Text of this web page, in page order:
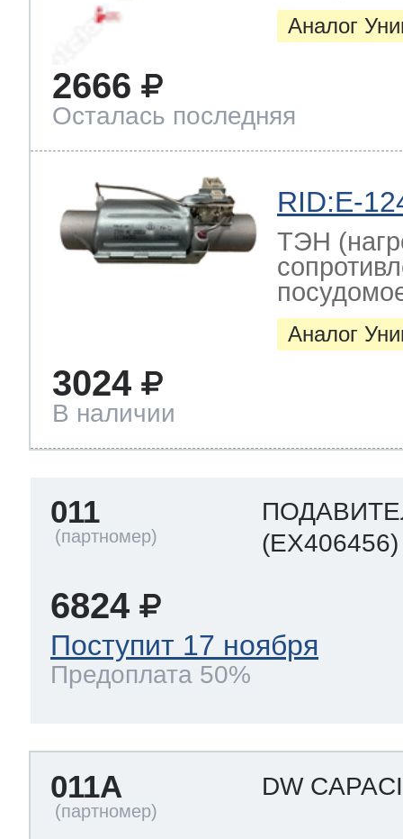
Аналог
2666
Осталась последняя
RID:E-
ТЭН
Аналог
3024
В наличии
011
(EX406456)
6824
Поступит 17 ноября
Предоплата 50%
011A DW